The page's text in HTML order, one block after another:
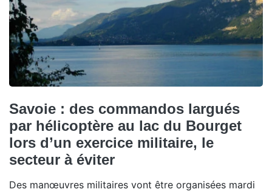
Savoie : des commandos largués
par hélicoptère au lac du Bourget
lors d’un exercice militaire, le
secteur à éviter
Des manœuvres militaires vont être organisées mardi